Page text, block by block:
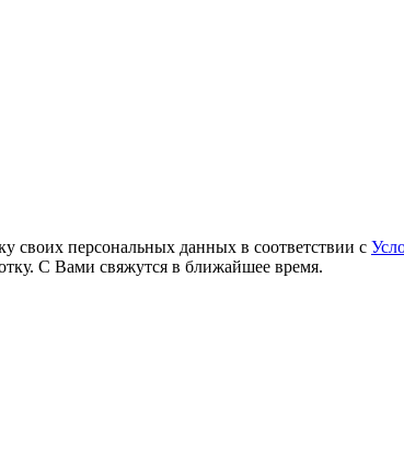
своих персональных данных в соответствии с
С Вами свяжутся в ближайшее время.